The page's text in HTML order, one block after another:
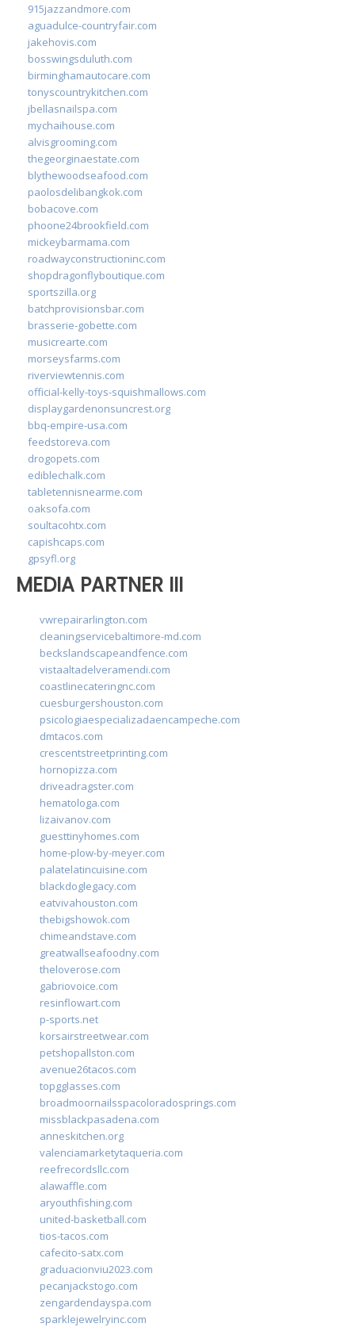
915jazzandmore.com
aguadulce-countryfair.com
jakehovis.com
bosswingsduluth.com
birminghamautocare.com
tonyscountrykitchen.com
jbellasnailspa.com
mychaihouse.com
alvisgrooming.com
thegeorginaestate.com
blythewoodseafood.com
paolosdelibangkok.com
bobacove.com
phoone24brookfield.com
mickeybarmama.com
roadwayconstructioninc.com
shopdragonflyboutique.com
sportszilla.org
batchprovisionsbar.com
brasserie-gobette.com
musicrearte.com
morseysfarms.com
riverviewtennis.com
official-kelly-toys-squishmallows.com
displaygardenonsuncrest.org
bbq-empire-usa.com
feedstoreva.com
drogopets.com
ediblechalk.com
tabletennisnearme.com
oaksofa.com
soultacohtx.com
capishcaps.com
gpsyfl.org
MEDIA PARTNER III
vwrepairarlington.com
cleaningservicebaltimore-md.com
beckslandscapeandfence.com
vistaaltadelveramendi.com
coastlinecateringnc.com
cuesburgershouston.com
psicologiaespecializadaencampeche.com
dmtacos.com
crescentstreetprinting.com
hornopizza.com
driveadragster.com
hematologa.com
lizaivanov.com
guesttinyhomes.com
home-plow-by-meyer.com
palatelatincuisine.com
blackdoglegacy.com
eatvivahouston.com
thebigshowok.com
chimeandstave.com
greatwallseafoodny.com
theloverose.com
gabriovoice.com
resinflowart.com
p-sports.net
korsairstreetwear.com
petshopallston.com
avenue26tacos.com
topgglasses.com
broadmoornailsspacoloradosprings.com
missblackpasadena.com
anneskitchen.org
valenciamarketytaqueria.com
reefrecordsllc.com
alawaffle.com
aryouthfishing.com
united-basketball.com
tios-tacos.com
cafecito-satx.com
graduacionviu2023.com
pecanjackstogo.com
zengardendayspa.com
sparklejewelryinc.com